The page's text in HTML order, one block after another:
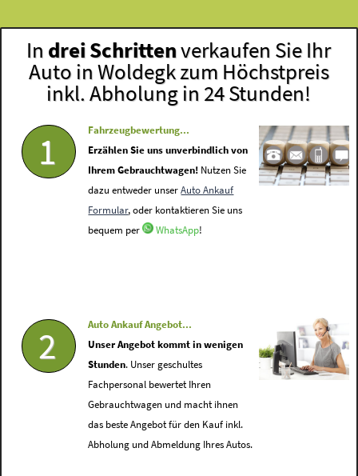
In drei Schrittenverkaufen Sie Ihr
Auto in Woldegk zum Höchstpreis
inkl. Abholung in 24 Stunden!
1
Fahrzeugbewertung...
Erzählen Sie uns unverbindlich von
Ihrem Gebrauchtwagen! Nutzen Sie
dazu entweder unserAuto Ankauf
Formular, oder kontaktieren Sie uns
bequem per
WhatsApp!
2
Auto Ankauf Angebot...
Unser Angebot kommt in wenigen
Stunden. Unser geschultes
Fachpersonal bewertet Ihren
Gebrauchtwagen und macht ihnen
das beste Angebot für den Kauf inkl.
Abholung und Abmeldung Ihres Autos.